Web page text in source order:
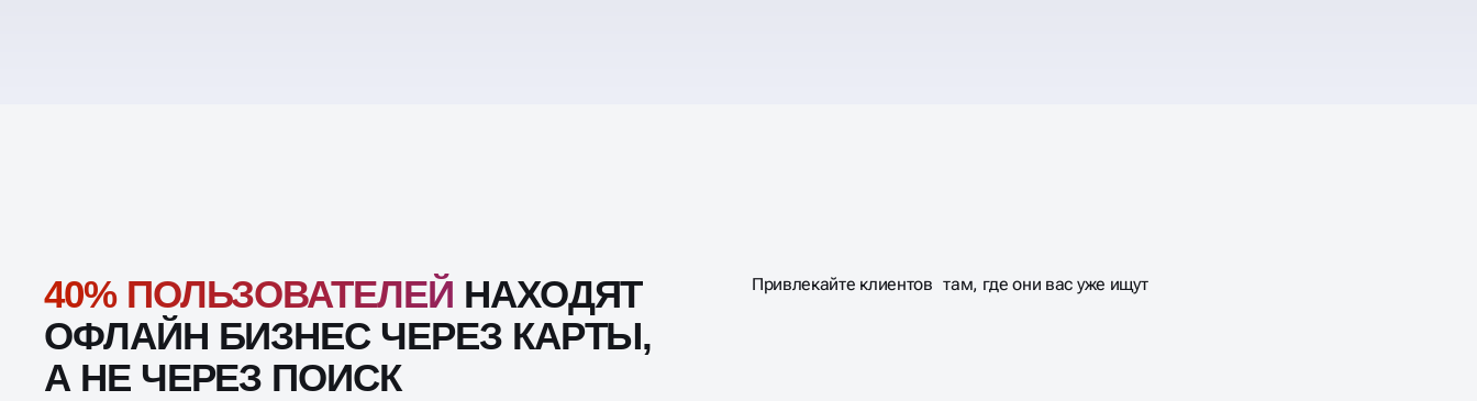
40% ПОЛЬЗОВАТЕЛЕЙ НАХОДЯТ
ОФЛАЙН БИЗНЕС ЧЕРЕЗ КАРТЫ,
А НЕ ЧЕРЕЗ ПОИСК
Привлекайте клиентов там, где они вас уже ищут